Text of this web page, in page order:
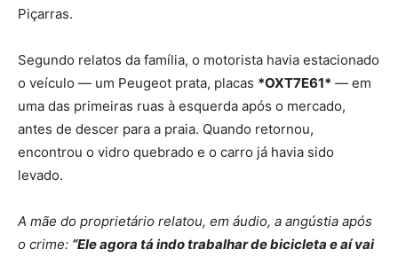
Piçarras.
Segundo relatos da família, o motorista havia estacionado
o veículo — um Peugeot prata, placas *OXT7E61* — em
uma das primeiras ruas à esquerda após o mercado,
antes de descer para a praia. Quando retornou,
encontrou o vidro quebrado e o carro já havia sido
levado.
A mãe do proprietário relatou, em áudio, a angústia após
o crime: “Ele agora tá indo trabalhar de bicicleta e aí vai